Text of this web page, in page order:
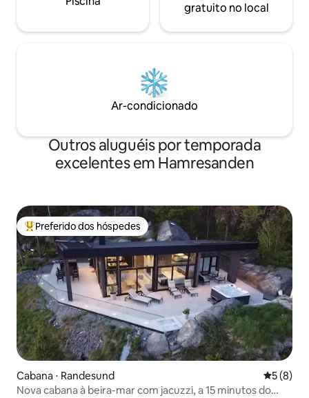
gratuito no local
Ar-condicionado
Outros aluguéis por temporada
excelentes em Hamresanden
Entre os melhores preferidos dos hóspedes
Preferido dos hóspedes
Cabana ⋅ Randesund 5 de
5 (8)
Nova cabana à beira-mar com jacuzzi, a 15 minutos do